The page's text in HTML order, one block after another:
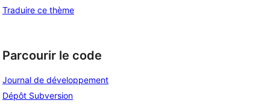
Traduire ce thème
Parcourir le code
Journal de développement
Dépôt Subversion